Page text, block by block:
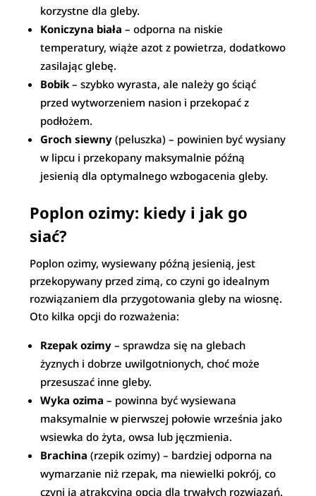
korzystne dla gleby.
Koniczyna biała – odporna na niskie
temperatury, wiąże azot z powietrza, dodatkowo
zasilając glebę.
Bobik – szybko wyrasta, ale należy go ściąć
przed wytworzeniem nasion i przekopać z
podłożem.
Groch siewny (peluszka) – powinien być wysiany
w lipcu i przekopany maksymalnie późną
jesienią dla optymalnego wzbogacenia gleby.
Poplon ozimy: kiedy i jak go
siać?
Poplon ozimy, wysiewany późną jesienią, jest
przekopywany przed zimą, co czyni go idealnym
rozwiązaniem dla przygotowania gleby na wiosnę.
Oto kilka opcji do rozważenia:
Rzepak ozimy – sprawdza się na glebach
żyznych i dobrze uwilgotnionych, choć może
przesuszać inne gleby.
Wyka ozima – powinna być wysiewana
maksymalnie w pierwszej połowie września jako
wsiewka do żyta, owsa lub jęczmienia.
Brachina (rzepik ozimy) – bardziej odporna na
wymarzanie niż rzepak, ma niewielki pokrój, co
czyni ją atrakcyjną opcją dla trwałych rozwiązań.